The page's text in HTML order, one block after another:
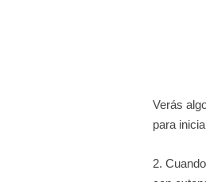
Verás
para
2.